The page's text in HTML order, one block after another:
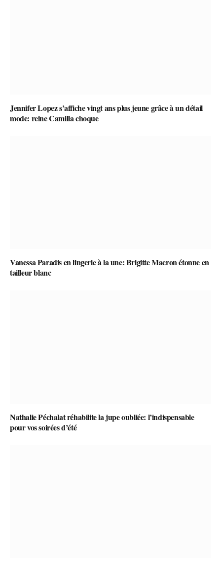
Jennifer Lopez s’affiche vingt ans plus jeune grâce à un détail
mode: reine Camilla choque
Vanessa Paradis en lingerie à la une: Brigitte Macron étonne en
tailleur blanc
Nathalie Péchalat réhabilite la jupe oubliée: l’indispensable
pour vos soirées d’été